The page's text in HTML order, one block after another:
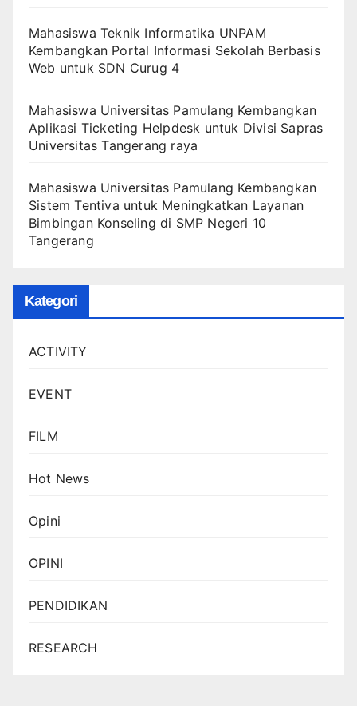
Mahasiswa Teknik Informatika UNPAM
Kembangkan Portal Informasi Sekolah Berbasis
Web untuk SDN Curug 4
Mahasiswa Universitas Pamulang Kembangkan
Aplikasi Ticketing Helpdesk untuk Divisi Sapras
Universitas Tangerang raya
Mahasiswa Universitas Pamulang Kembangkan
Sistem Tentiva untuk Meningkatkan Layanan
Bimbingan Konseling di SMP Negeri 10
Tangerang
Kategori
ACTIVITY
EVENT
FILM
Hot News
Opini
OPINI
PENDIDIKAN
RESEARCH